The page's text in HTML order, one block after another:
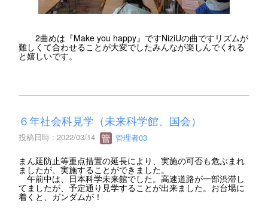
2曲めは『Make you happy』ですNiziUの曲ですリズムが
難しくて合わせることが大変でしたみんなが楽しんでくれる
と嬉しいです。
６年社会科見学（未来科学館、国会）
投稿日時 : 2022/03/14 管理者03
まん延防止等重点措置の延長により、実施の可否も危ぶまれ
ましたが、実施することができました。
午前中は、日本科学未来館でした。高速道路が一部渋滞し
てましたが、予定通り見学することが出来ました。お台場に
着くと、ガンダムが！